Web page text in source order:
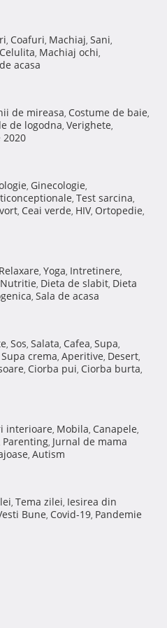
, Coafuri, Machiaj, Sani,
Celulita, Machiaj ochi,
acasa
de mireasa, Costume de baie,
de logodna, Verighete,
, Ginecologie,
, Test sarcina,
, Ceai verde, HIV, Ortopedie,
Relaxare, Yoga, Intretinere,
Nutritie, Dieta de slabit, Dieta
, Sala de acasa
, Sos, Salata, Cafea, Supa,
Supa crema, Aperitive, Desert,
, Ciorba pui, Ciorba burta,
interioare, Mobila, Canapele,
Parenting, Jurnal de mama
, Autism
, Tema zilei, Iesirea din
Bune, Covid-19, Pandemie